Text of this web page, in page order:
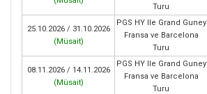
Turu
25.10.2026 / 31.10.2026
(Müsait)
PGS HY Ile Grand Guney
Fransa ve Barcelona
Turu
08.11.2026 / 14.11.2026
(Müsait)
PGS HY Ile Grand Guney
Fransa ve Barcelona
Turu